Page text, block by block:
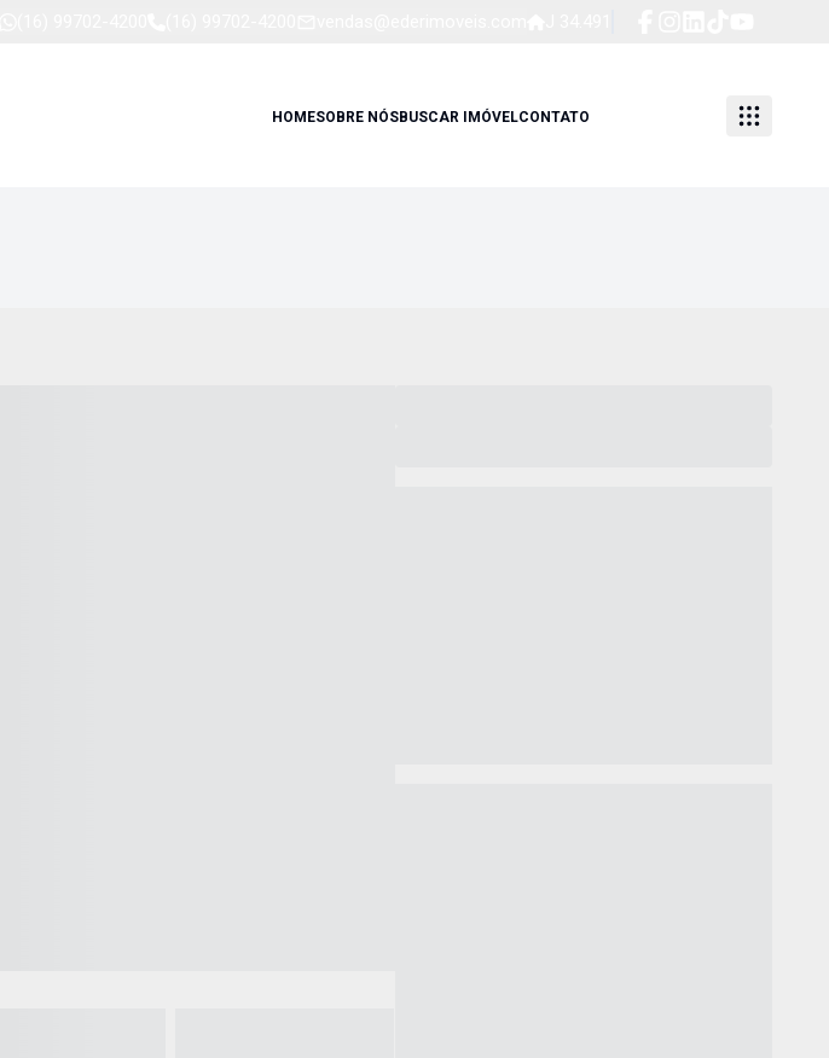
HOMESOBRE NÓSBUSCAR IMÓVELCONTATO